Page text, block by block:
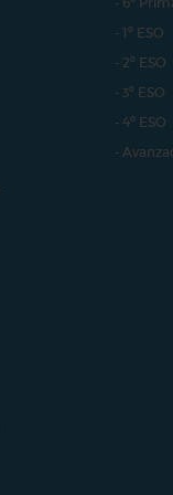
- 1º ESO
- 2º ESO
- 3º ESO
- 4º ESO
-